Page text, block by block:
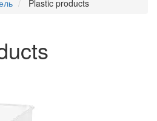
Plastic products